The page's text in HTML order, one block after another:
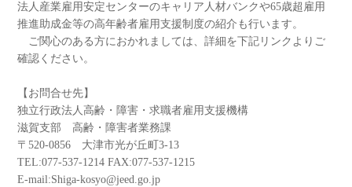
法人産業雇用安定センターのキャリア人材バンクや65歳超雇用
推進助成金等の高年齢者雇用支援制度の紹介も行います。
ご関心のある方におかれましては、詳細を下記リンクよりご
確認ください。
【お問合せ先】
独立行政法人高齢・障害・求職者雇用支援機構
滋賀支部 高齢・障害者業務課
〒520-0856 大津市光が丘町3-13
TEL:077-537-1214 FAX:077-537-1215
E-mail:Shiga-kosyo@jeed.go.jp